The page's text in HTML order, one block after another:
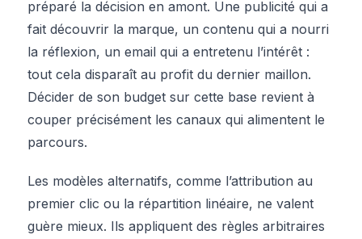
préparé la décision en amont. Une publicité qui a
fait découvrir la marque, un contenu qui a nourri
la réflexion, un email qui a entretenu l’intérêt :
tout cela disparaît au profit du dernier maillon.
Décider de son budget sur cette base revient à
couper précisément les canaux qui alimentent le
parcours.
Les modèles alternatifs, comme l’attribution au
premier clic ou la répartition linéaire, ne valent
guère mieux. Ils appliquent des règles arbitraires